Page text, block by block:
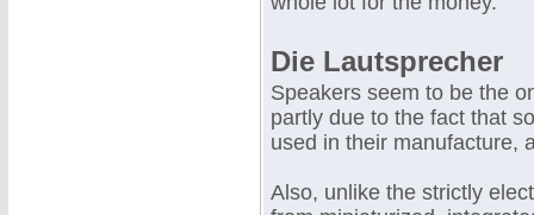
Die Lautsprecher
Speakers seem to be the
partly due to the fact that
used in their manufacture,
Also, unlike the strictly